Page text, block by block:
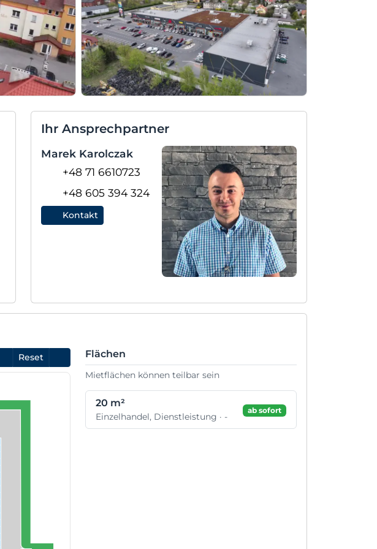
Ihr Ansprechpartner
Marek Karolczak
+48 71 6610723
+48 605 394 324
Kontakt
Reset Flächen
Mietflächen können teilbar sein
20 m²
Einzelhandel, Dienstleistung · -
ab sofort